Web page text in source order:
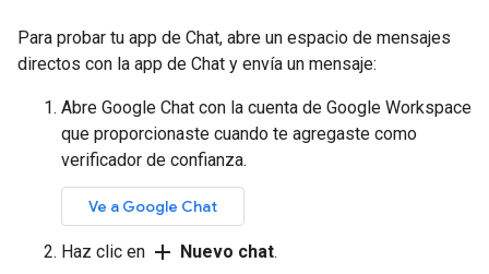
Para probar tu app de Chat, abre un espacio de mensajes
directos con la app de Chat y envía un mensaje:
Abre Google Chat con la cuenta de Google Workspace
que proporcionaste cuando te agregaste como
verificador de confianza.
Ve a Google Chat
Haz clic en add Nuevo chat.